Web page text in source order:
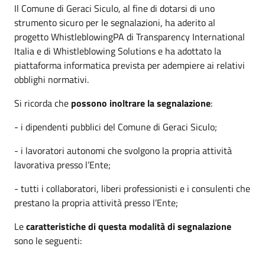
Il Comune di Geraci Siculo, al fine di dotarsi di uno
strumento sicuro per le segnalazioni, ha aderito al
progetto WhistleblowingPA di Transparency International
Italia e di Whistleblowing Solutions e ha adottato la
piattaforma informatica prevista per adempiere ai relativi
obblighi normativi.
Si ricorda che possono inoltrare la segnalazione:
- i dipendenti pubblici del Comune di Geraci Siculo;
- i lavoratori autonomi che svolgono la propria attività
lavorativa presso l’Ente;
- tutti i collaboratori, liberi professionisti e i consulenti che
prestano la propria attività presso l’Ente;
Lecaratteristiche di questa modalità di segnalazione
sono le seguenti: